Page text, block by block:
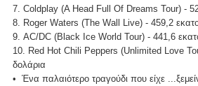
7. Coldplay (A Head Full Of Dreams Tour) -
8. Roger Waters (The Wall Live) - 459,2
9. AC/DC (Black Ice World Tour) - 441,6
10. Red Hot Chili Peppers (Unlimited Love
δολάρια
• Ένα παλαιότερο τραγούδι που είχε